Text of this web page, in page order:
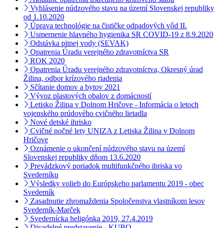
Vyhlásenie núdzového stavu na území Slovenskej republiky
od 1.10.2020
Úprava technológie na čističke odpadových vôd II.
Usmernenie hlavného hygienika SR COVID-19 z 8.9.2020
Odstávka pitnej vody (SEVAK)
Opatrenia Úradu verejného zdravotníctva SR
ROK 2020
Opatrenia Úradu verejného zdravotníctva, Okresný úrad
Žilina, odbor krízového riadenia
Sčítanie domov a bytov 2021
Vývoz plastových obalov z domácností
Letisko Žilina v Dolnom Hričove - Informácia o letoch
vojenského prúdového cvičného lietadla
Nové detské ihrisko
Cvičné nočné lety UNIZA z Letiska Žilina v Dolnom
Hričove
Oznámenie o ukončení núdzového stavu na území
Slovenskej republiky dňom 13.6.2020
Prevádzkový poriadok multifunkčného ihriska vo
Svederníku
Výsledky volieb do Európskeho parlamentu 2019 - obec
Svederník
Zasadnutie zhromaždenia Spoločenstva vlastníkom lesov
Svederník-Marček
Svedernícka heligónka 2019, 27.4.2019